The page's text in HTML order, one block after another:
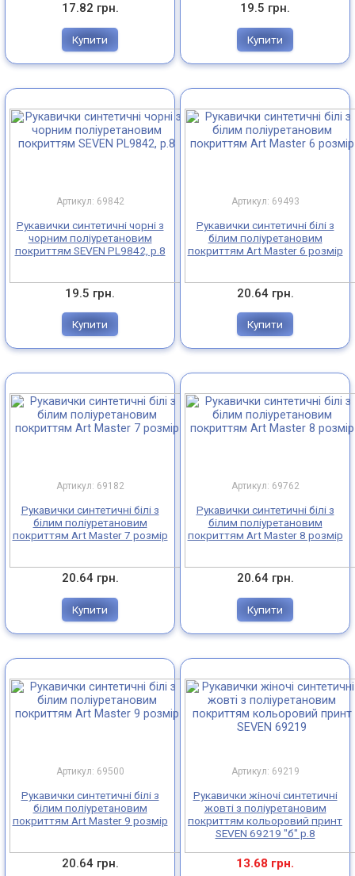
Господарські, гумові рукавички
Утеплені рукавички
17.82 грн.
Купити
19.5 грн.
Купити
Артикул: 69842
Рукавички синтетичні чорні з
чорним поліуретановим
покриттям SEVEN PL9842, р.8
19.5 грн.
Купити
Артикул: 69493
Рукавички синтетичні білі з
білим поліуретановим
покриттям Art Master 6 розмір
20.64 грн.
Купити
Артикул: 69182
Рукавички синтетичні білі з
білим поліуретановим
покриттям Art Master 7 розмір
20.64 грн.
Купити
Артикул: 69762
Рукавички синтетичні білі з
білим поліуретановим
покриттям Art Master 8 розмір
20.64 грн.
Купити
Артикул: 69500
Рукавички синтетичні білі з
білим поліуретановим
покриттям Art Master 9 розмір
20.64 грн.
Артикул: 69219
Рукавички жіночі синтетичні
жовті з поліуретановим
покриттям кольоровий принт
SEVEN 69219 "б" р.8
13.68 грн.